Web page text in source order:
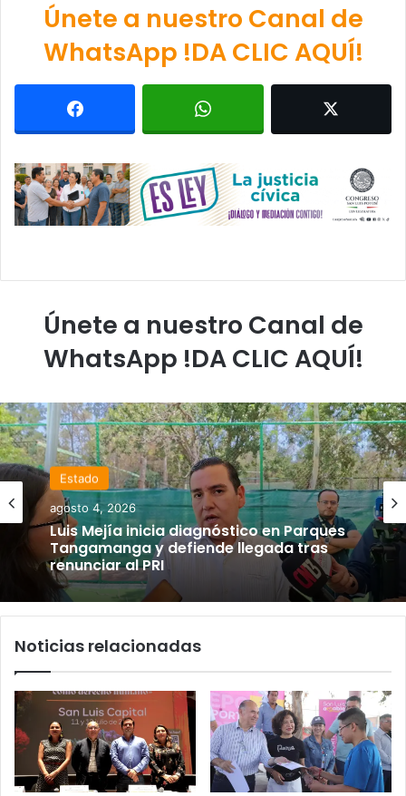
Únete a nuestro Canal de
WhatsApp !DA CLIC AQUÍ!
Únete a nuestro Canal de
WhatsApp !DA CLIC AQUÍ!
Estado
agosto 4, 2026
Luis Mejía inicia diagnóstico en Parques
Tangamanga y defiende llegada tras
renunciar al PRI
Noticias relacionadas